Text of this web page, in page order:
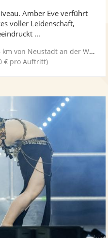
Fotos
Amber Eve verführt
voller Leidenschaft,
...
von Neustadt an der Weinstraße
€ pro Auftritt)